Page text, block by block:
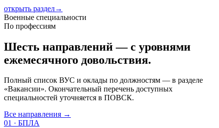
открыть раздел→
Военные специальности
По профессиям
Шесть направлений — с уровнями
ежемесячного довольствия.
Полный список ВУС и оклады по должностям — в разделе
«Вакансии». Окончательный перечень доступных
специальностей уточняется в ПОВСК.
Все направления →
01 · БПЛА